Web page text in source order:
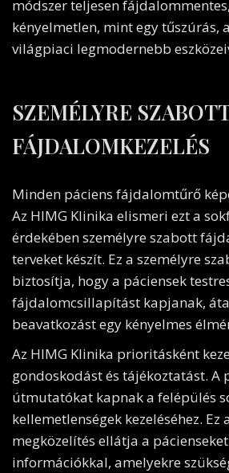
módszer teljesen
kényelmetlen, mint egy tűszúrás,
világpiaci legmodernebb
SZEMÉLYRE
FÁJDALOMKEZELÉS
Minden páciens fájdalomtűrő
Az HIMG Klinika elismeri ezt a
érdekében személyre szabott
terveket készít. Ez a személyre
biztosítja, hogy a páciensek
fájdalomcsillapítást kapjanak,
beavatkozást egy kényelmes
Az HIMG Klinika prioritásként
gondoskodást és tájékoztatást. A
útmutatókat kapnak a felépülés
kellemetlenségek kezeléséhez. Ez
megközelítés ellátja a
információkkal, amelyekre